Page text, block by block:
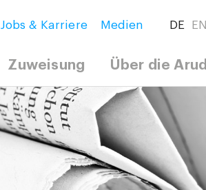
Jobs & Karriere Medien DE EN
Zuweisung Über die Arud